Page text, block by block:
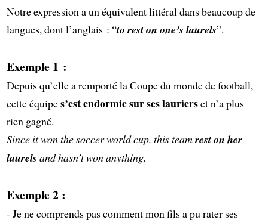
Notre expression a un équivalent littéral dans beaucoup de
langues, dont l’anglais : “to rest on one’s laurels”.
Exemple 1 :
Depuis qu’elle a remporté la Coupe du monde de football,
cette équipes’est endormie sur ses laurierset n’a plus
rien gagné.
Since it won the soccer world cup, this teamrest on her
laurels and hasn’t won anything.
Exemple 2 :
- Je ne comprends pas comment mon fils a pu rater ses